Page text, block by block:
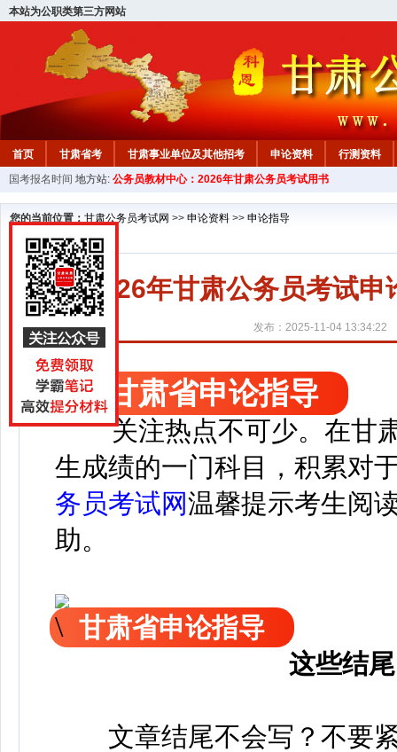
本站为公职类第三方网站
首页 甘肃省考 甘肃事业单位及其他招考 申论资料
行测资料
国考报名时间 地方站: 公务员教材中心：2026年甘肃公务员考试用书
您的当前位置： 甘肃公务员考试网 >> 申论资料 >> 申论指导
2026年甘肃公务员考试
发布：2025-11-04 13:34:22
甘肃省申论指导
关注热点不可少。 在甘
生成绩的一门科目，积累对
务员考试网温馨提示考生阅
助。
甘肃省申论指导
这些结
文章结尾不会写？不要紧